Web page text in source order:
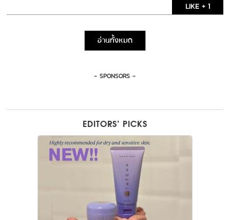
LIKE + 1
อ่านทั้งหมด
- SPONSORS -
EDITORS’ PICKS